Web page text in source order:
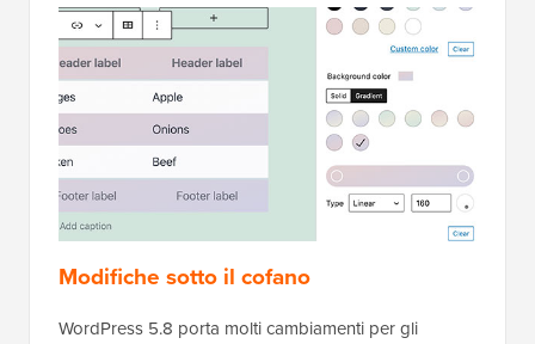
Modifiche sotto il cofano
WordPress 5.8 porta molti cambiamenti per gli